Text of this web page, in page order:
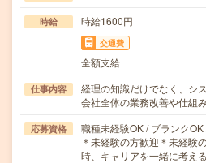
時給 時給1600円
交通費
全額支給
仕事内容
経理の知識だけでなく、シ
会社全体の業務改善や仕組
応募資格
職種未経験OK / ブランク
＊未経験の方歓迎＊未経験
時、キャリアを一緒に考え